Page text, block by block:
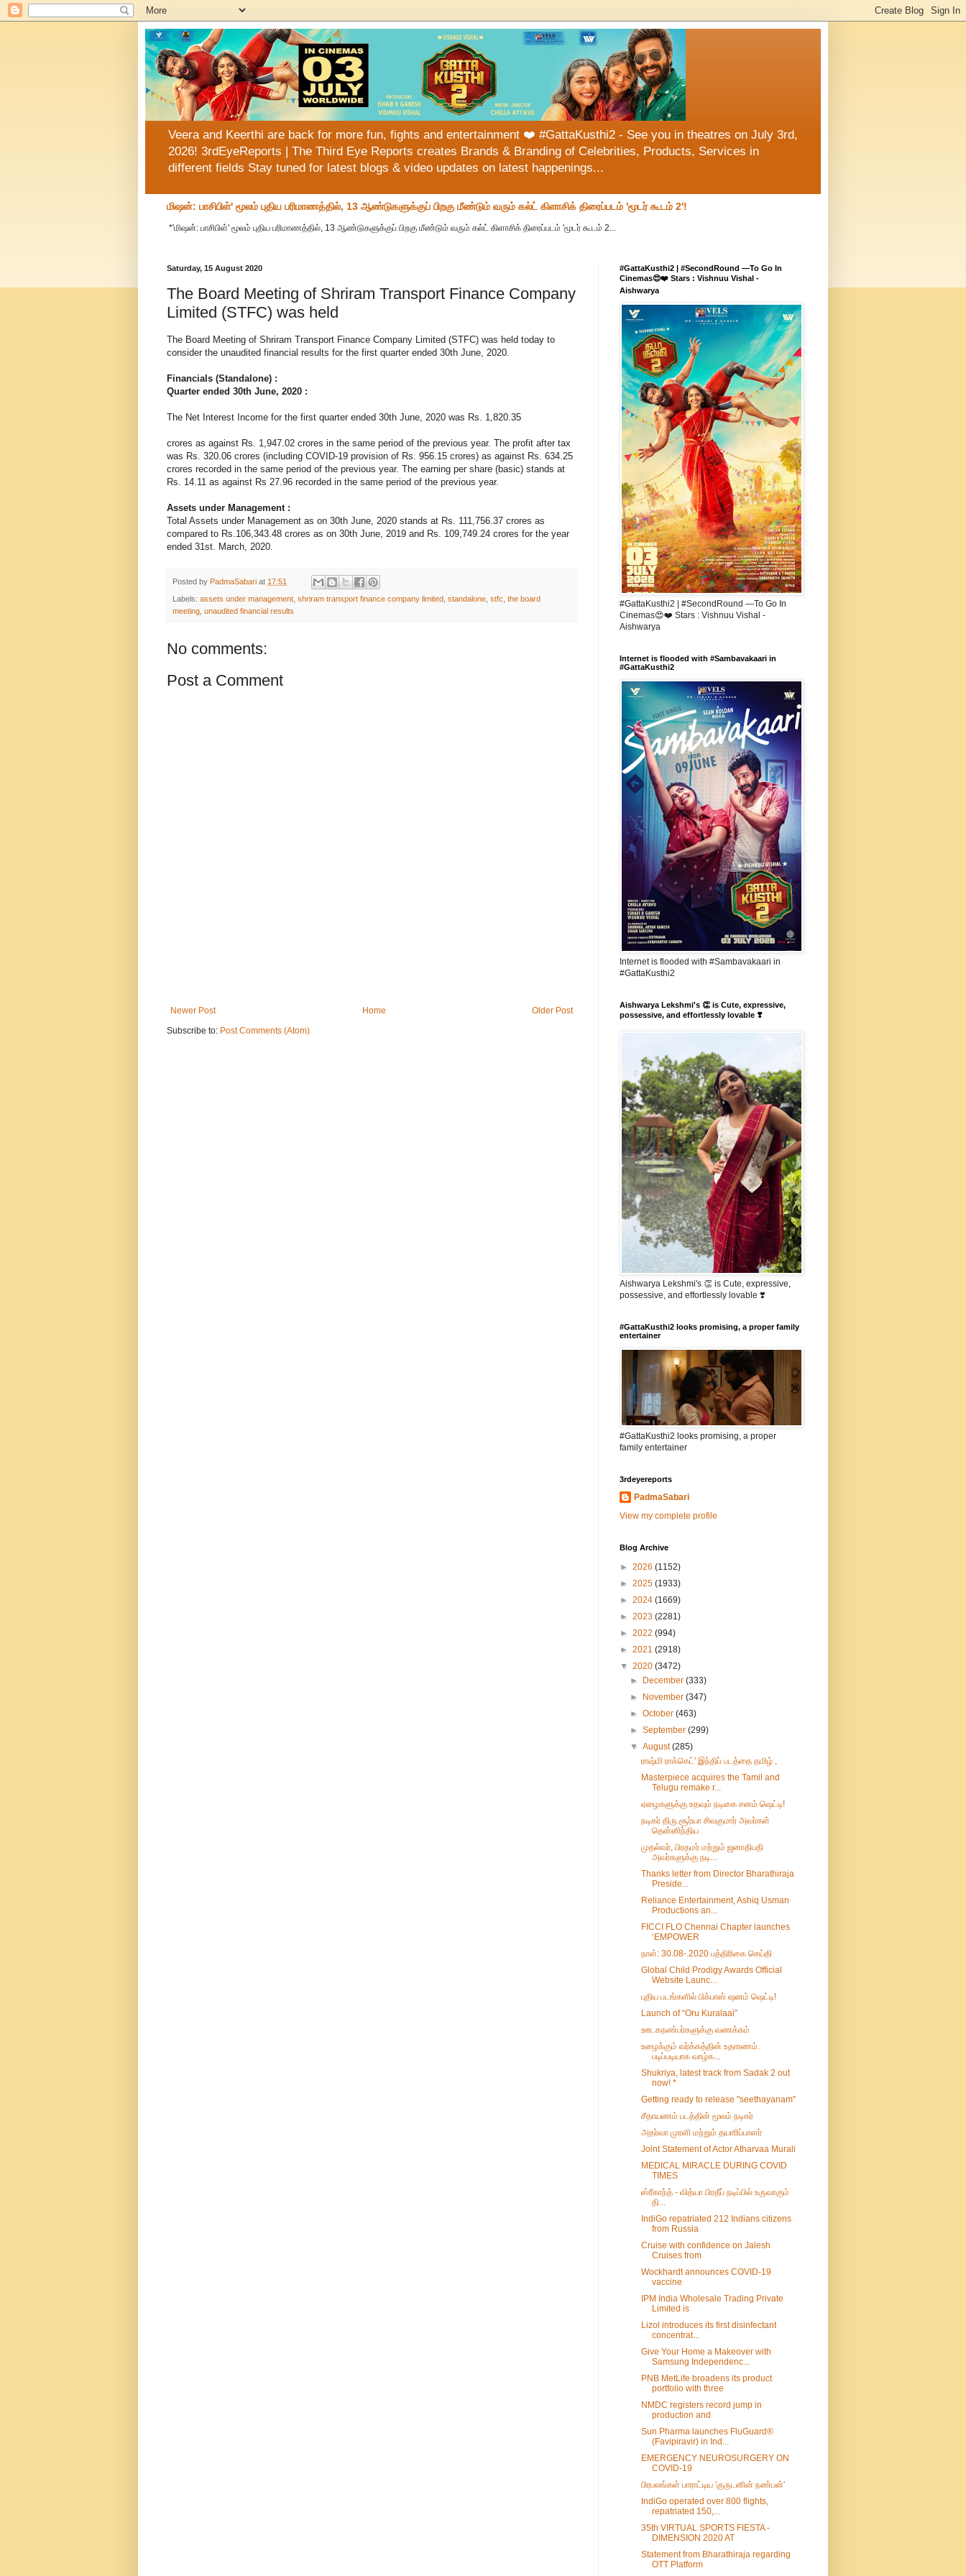
Veera and Keerthi are back for more fun, fights and entertainment ❤️ #GattaKusthi2 - See you in theatres on July 3rd,
2026! 3rdEyeReports | The Third Eye Reports creates Brands & Branding of Celebrities, Products, Services in
different fields Stay tuned for latest blogs & video updates on latest happenings...
மிஷன்: பாசிபிள்' மூலம் புதிய பரிமாணத்தில், 13 ஆண்டுகளுக்குப் பிறகு மீண்டும் வரும் கல்ட் கிளாசிக் திரைப்படம் 'மூடர் கூடம் 2'!
*'மிஷன்: பாசிபிள்' மூலம் புதிய பரிமாணத்தில், 13 ஆண்டுகளுக்குப் பிறகு மீண்டும் வரும் கல்ட் கிளாசிக் திரைப்படம் 'மூடர் கூடம் 2...
Saturday, 15 August 2020
The Board Meeting of Shriram Transport Finance Company
Limited (STFC) was held
The Board Meeting of Shriram Transport Finance Company Limited (STFC) was held today to
consider the unaudited financial results for the first quarter ended 30th June, 2020.
Financials (Standalone) :
Quarter ended 30th June, 2020 :
The Net Interest Income for the first quarter ended 30th June, 2020 was Rs. 1,820.35
crores as against Rs. 1,947.02 crores in the same period of the previous year. The profit after tax
was Rs. 320.06 crores (including COVID-19 provision of Rs. 956.15 crores) as against Rs. 634.25
crores recorded in the same period of the previous year. The earning per share (basic) stands at
Rs. 14.11 as against Rs 27.96 recorded in the same period of the previous year.
Assets under Management :
Total Assets under Management as on 30th June, 2020 stands at Rs. 111,756.37 crores as
compared to Rs.106,343.48 crores as on 30th June, 2019 and Rs. 109,749.24 crores for the year
ended 31st. March, 2020.
Posted by PadmaSabari at 17:51
Labels: assets under management, shriram transport finance company limited, standalone, stfc, the board
meeting, unaudited financial results
No comments:
Post a Comment
Newer Post Older Post
Home
Subscribe to: Post Comments (Atom)
#GattaKusthi2 | #SecondRound —To Go In
Cinemas😍❤️ Stars : Vishnuu Vishal -
Aishwarya
#GattaKusthi2 | #SecondRound —To Go In
Cinemas😍❤️ Stars : Vishnuu Vishal -
Aishwarya
Internet is flooded with #Sambavakaari in
#GattaKusthi2
Internet is flooded with #Sambavakaari in
#GattaKusthi2
Aishwarya Lekshmi's 👏 is Cute, expressive,
possessive, and effortlessly lovable ❣️
Aishwarya Lekshmi's 👏 is Cute, expressive,
possessive, and effortlessly lovable ❣️
#GattaKusthi2 looks promising, a proper family
entertainer
#GattaKusthi2 looks promising, a proper
family entertainer
3rdeyereports
PadmaSabari
View my complete profile
Blog Archive
► 2026 (1152)
► 2025 (1933)
► 2024 (1669)
► 2023 (2281)
► 2022 (994)
► 2021 (2918)
▼ 2020 (3472)
►
December(333)
►
November(347)
►October(463)
►September(299)
▼August(285)
ராஷ்மி ராக்கெட்' இந்திப் படத்தை தமிழ் ,
Masterpiece acquires the Tamil and
Telugu remake r...
ஏழைகளுக்கு உதவும் நடிகை சனம் ஷெட்டி!
நடிகர் திரு.சூர்யா சிவகுமார் அவர்கள்
தென்னிந்திய
முதல்வர், பிரதமர் மற்றும் ஜனாதிபதி
அவர்களுக்கு நடி...
Thanks letter from Director Bharathiraja
Preside...
Reliance Entertainment, Ashiq Usman
Productions an...
FICCI FLO Chennai Chapter launches
‘EMPOWER
நாள்: 30.08-.2020 பத்திரிகை செய்தி
Global Child Prodigy Awards Official
Website Launc...
புதிய படங்களில் பிக்பாஸ் ஷனம் ஷெட்டி!
Launch of “Oru Kuralaai”
ஊடகநண்பர்களுக்கு வணக்கம்
உழைக்கும் வர்க்கத்தின் உதாரணம்.
படிப்படியாக வாழ்க...
Shukriya, latest track from Sadak 2 out
now! *
Getting ready to release "seethayanam"
சீதாயணம் படத்தின் மூலம் நடிகர்
அதர்வா முரளி மற்றும் தயாரிப்பாளர்
Joint Statement of Actor Atharvaa Murali
MEDICAL MIRACLE DURING COVID
TIMES
ஸ்ரீகாந்த் - வித்யா பிரதீப் நடிப்பில் உருவாகும்
தி...
IndiGo repatriated 212 Indians citizens
from Russia
Cruise with confidence on Jalesh
Cruises from
Wockhardt announces COVID-19
vaccine
IPM India Wholesale Trading Private
Limited is
Lizol introduces its first disinfectant
concentrat...
Give Your Home a Makeover with
Samsung Independenc...
PNB MetLife broadens its product
portfolio with three
NMDC registers record jump in
production and
Sun Pharma launches FluGuard®
(Favipiravir) in Ind...
EMERGENCY NEUROSURGERY ON
COVID-19
பிரபலங்கள் பாராட்டிய 'குருடனின் நண்பன்'
IndiGo operated over 800 flights,
repatriated 150,...
35th VIRTUAL SPORTS FIESTA -
DIMENSION 2020 AT
Statement from Bharathiraja regarding
OTT Platform